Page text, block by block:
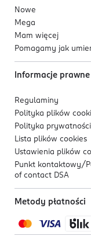
Nowe
Mega
Mam więcej
Pomagamy jak
Informacje prawne
Regulaminy
Polityka plików
Polityka prywatności
Lista plików cookies
Ustawienia plików
Punkt kontaktowy/
of contact DSA
Metody płatności